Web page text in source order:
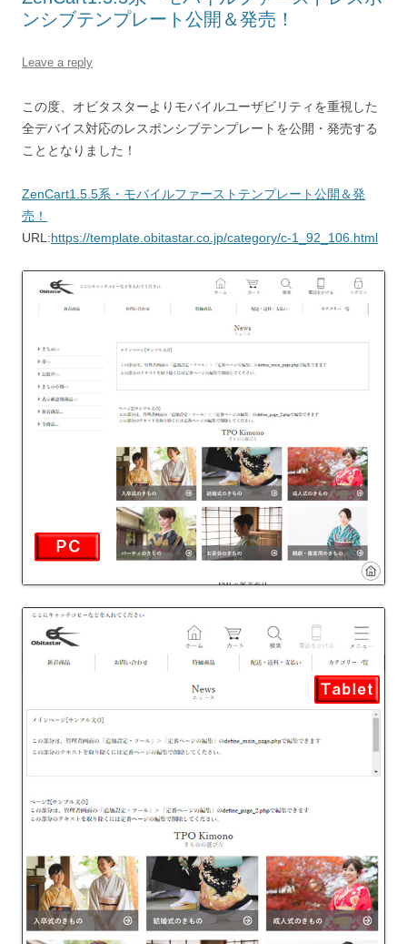
ンシブテンプレート公開＆発売！
Leave a reply
この度、オビタスターよりモバイルユーザビリティを重視した
全デバイス対応のレスポンシブテンプレートを公開・発売する
こととなりました！
ZenCart1.5.5系・モバイルファーストテンプレート公開＆発
売！
URL:https://template.obitastar.co.jp/category/c-1_92_106.html